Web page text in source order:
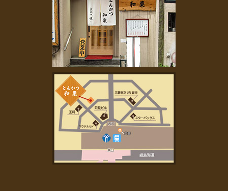
2022年10月(1)
2022年7月 (1)
2022年6月 (1)
2022年5月(1)
2022年4月(1)
2022年3月(2)
2022年2月(2)
2022年1月(4)
2021年11月(2)
2021年9月 (2)
2021年8月(3)
2021年7月(3)
2021年6月(1)
2021年5月(1)